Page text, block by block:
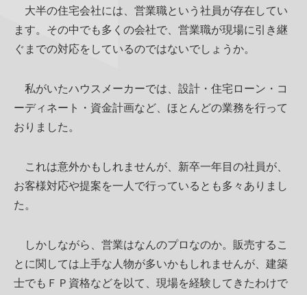
大半の住宅会社には、営業職という社員が存在してい
ます。その中でも多くの会社で、営業職が現場に引き継
ぐまでの対応をしているのではないでしょうか。
私がいたハウスメーカーでは、設計・住宅ローン・コ
ーディネート・資金計画など、ほとんどの業務を行って
おりました。
これは意外かもしれませんが、新卒一年目の社員が、
お客様対応や提案を一人で行っているとも多々ありまし
た。
しかしながら、営業はなんのプロなのか。販売するこ
とに関しては上手な人物が多いかもしれませんが、建築
士でもＦＰ資格などを以て、現場を経験してきたわけで